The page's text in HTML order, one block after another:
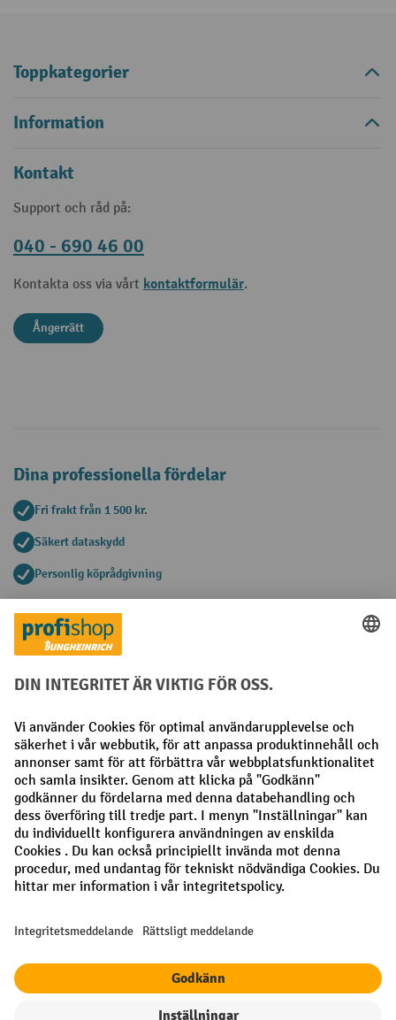
Toppkategorier
Information
Kontakt
Support och råd på:
040 - 690 46 00
Kontakta oss via vårt kontaktformulär.
Ångerrätt
Dina professionella fördelar
Fri frakt från 1 500 kr.
Säkert dataskydd
Personlig köprådgivning
Betalningsmetoder
Faktura Förskottsbetalning
Sociala nätverk
Facebook
LinkedIn
Instagram
Allmänna villkor Utgivare Sekretesspolicy
Alla priser exkl. Moms plusfraktkostnaderoch eventuella
¹ Rabatten gäller så länge lagret räcker. Rabatten gäller inte